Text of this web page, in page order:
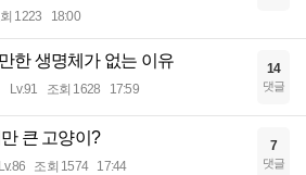
1223 18:00
한 생명체가 없는 이유
Lv.91 조회 1628 17:59
14
댓글
큰 고양이?
Lv.86 조회 1574 17:44
7
댓글